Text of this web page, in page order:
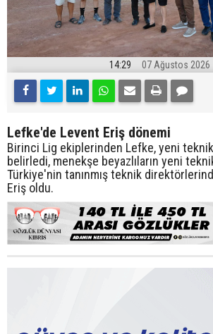
14:29 07 Ağustos 2026
Lefke'de Levent Eriş dönemi
Birinci Lig ekiplerinden Lefke, yeni
belirledi, menekşe beyazlıların yeni
Türkiye'nin tanınmış teknik
Eriş oldu.